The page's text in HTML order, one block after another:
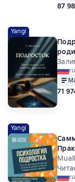
87
Yangi
71
Yangi